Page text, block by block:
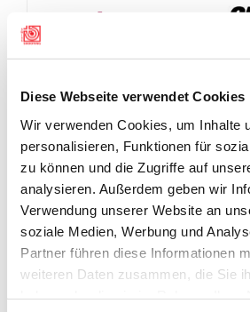
Diese Webseite verwendet Cookies
Wir verwenden Cookies, um Inhalte
personalisieren, Funktionen für
zu können und die Zugriffe auf
analysieren. Außerdem geben wir
Verwendung unserer Website an
soziale Medien, Werbung und
Partner führen diese Informationen
weiteren Daten zusammen, die Sie